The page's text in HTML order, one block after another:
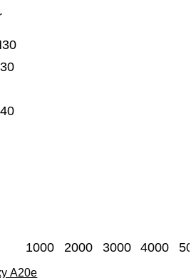
1000 2000 3000 4000
A20e